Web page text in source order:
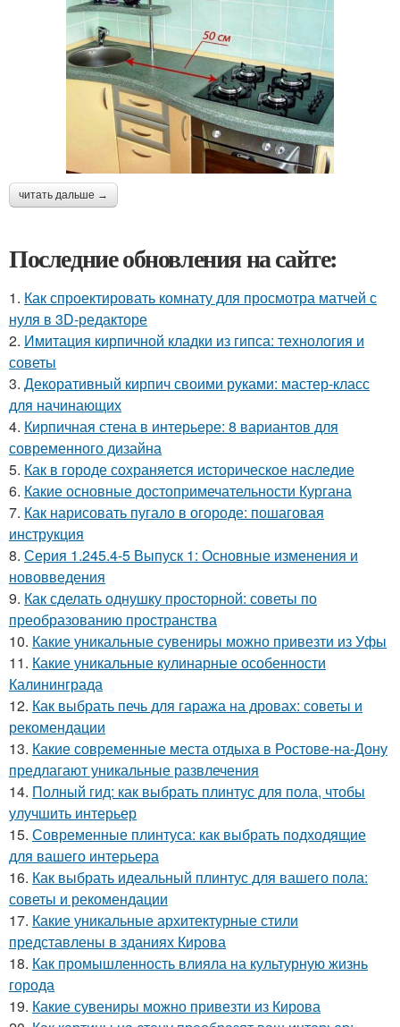
читать дальше →
Последние обновления на сайте:
1. Как спроектировать комнату для просмотра матчей с
нуля в 3D-редакторе
2. Имитация кирпичной кладки из гипса: технология и
советы
3. Декоративный кирпич своими руками: мастер-класс
для начинающих
4. Кирпичная стена в интерьере: 8 вариантов для
современного дизайна
5. Как в городе сохраняется историческое наследие
6. Какие основные достопримечательности Кургана
7. Как нарисовать пугало в огороде: пошаговая
инструкция
8. Серия 1.245.4-5 Выпуск 1: Основные изменения и
нововведения
9. Как сделать однушку просторной: советы по
преобразованию пространства
10. Какие уникальные сувениры можно привезти из Уфы
11. Какие уникальные кулинарные особенности
Калининграда
12. Как выбрать печь для гаража на дровах: советы и
рекомендации
13. Какие современные места отдыха в Ростове-на-Дону
предлагают уникальные развлечения
14. Полный гид: как выбрать плинтус для пола, чтобы
улучшить интерьер
15. Современные плинтуса: как выбрать подходящие
для вашего интерьера
16. Как выбрать идеальный плинтус для вашего пола:
советы и рекомендации
17. Какие уникальные архитектурные стили
представлены в зданиях Кирова
18. Как промышленность влияла на культурную жизнь
города
19. Какие сувениры можно привезти из Кирова